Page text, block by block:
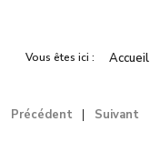
Vous êtes ici : Accueil
Précédent Suivant